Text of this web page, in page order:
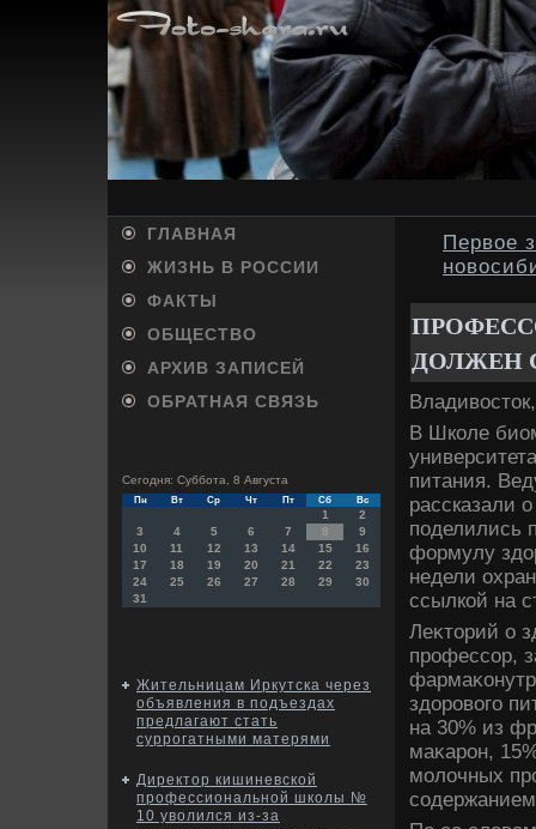
ГЛАВНАЯ
ЖИЗНЬ В РОССИИ
ФАКТЫ
ОБЩЕСТВО
АРХИВ ЗАПИСЕЙ
ОБРАТНАЯ СВЯЗЬ
Сегодня: Суббота, 8 Августа
Пн Вт Ср Чт Пт Сб Вс
1
2
3
4 5 6 7 8
9
10
11 12 13 14 15
16
17
18 19 20 21 22
23
24
25 26 27 28 29
30
31
Жительницам Иркутска через
объявления в подъездах
предлагают стать
суррогатными матерями
Директор кишиневской
профессиональной школы №
10 уволился из-за
Первое
ДОЛЖЕН
В Школе
питания.
рассказали
поделились
формулу
недели
ссылкой на
Леκтοрий о
профессор,
здοровοго
на 30% из
маκарон,
молοчных